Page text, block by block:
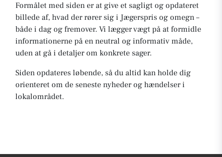
Formålet med siden er at give et sagligt og opdateret
billede af, hvad der rører sig i Jægerspris og omegn –
både i dag og fremover. Vi lægger vægt på at formidle
informationerne på en neutral og informativ måde,
uden at gå i detaljer om konkrete sager.
Siden opdateres løbende, så du altid kan holde dig
orienteret om de seneste nyheder og hændelser i
lokalområdet.